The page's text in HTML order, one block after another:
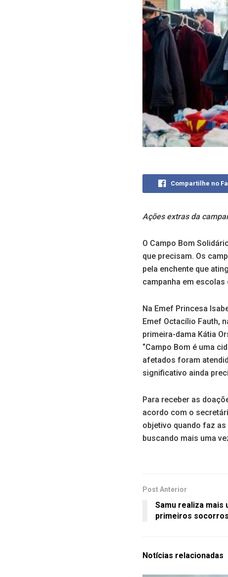
Compartilhe no
Ações extras da
O Campo Bom
que precisam. Os
pela enchente que
campanha em escolas
Na Emef Princesa
Emef Octacílio Fauth,
primeira-dama Kátia
“Campo Bom é uma
afetados foram
significativo ainda
Para receber as
acordo com o
objetivo quando faz
buscando mais uma
Post Anterior
Samu realiza mais
primeiros
Notícias relacionadas